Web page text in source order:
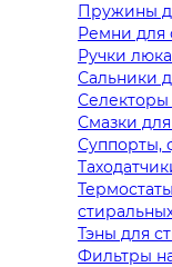
Пружины
Ремни для
Ручки
Сальники
Смазки
Суппорты,
Тэны для
Фильтры